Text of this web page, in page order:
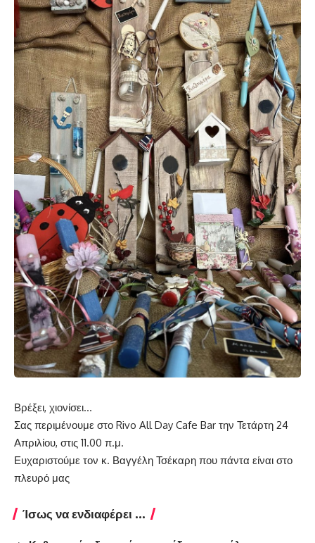
Βρέξει, χιονίσει…
Σας περιμένουμε στο Rivo All Day Cafe Bar την Τετάρτη 24
Απριλίου, στις 11.00 π.μ.
Ευχαριστούμε τον κ. Βαγγέλη Τσέκαρη που πάντα είναι στο
πλευρό μας
Ίσως να ενδιαφέρει ...